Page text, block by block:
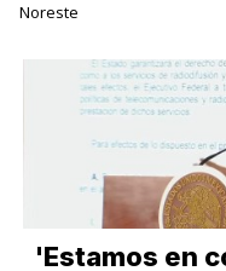
Noreste
'Estamos en